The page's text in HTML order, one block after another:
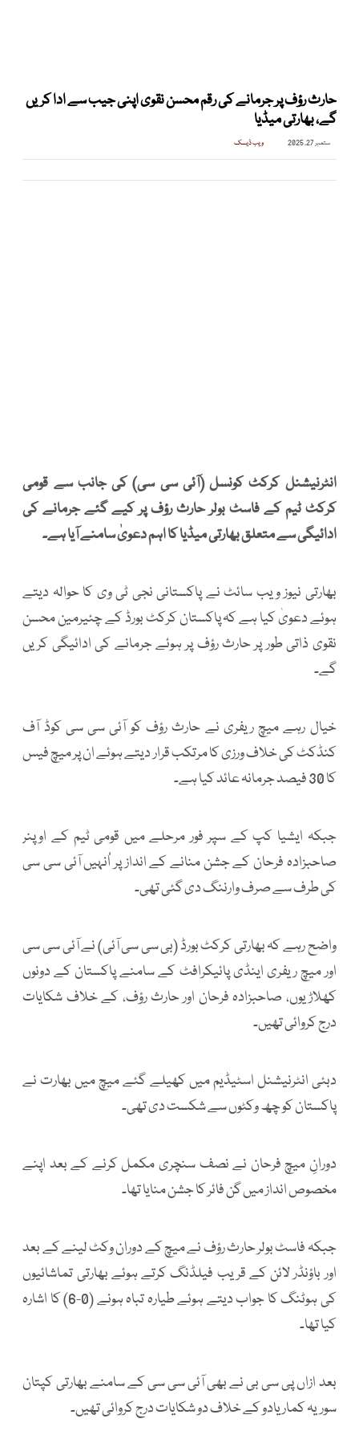
حارث رؤف پر جرمانے کی رقم محسن نقوی اپنی جیب سے ادا کریں
گے، بھارتی میڈیا
ستمبر 27, 2025 ویب ڈیسک
انٹرنیشنل کرکٹ کونسل (آئی سی سی) کی جانب سے قومی
کرکٹ ٹیم کے فاسٹ بولر حارث رؤف پر کیے گئے جرمانے کی
ادائیگی سے متعلق بھارتی میڈیا کا اہم دعویٰ سامنے آیا ہے۔
بھارتی نیوز ویب سائٹ نے پاکستانی نجی ٹی وی کا حوالہ دیتے
ہوئے دعویٰ کیا ہے کہ پاکستان کرکٹ بورڈ کے چئیرمین محسن
نقوی ذاتی طور پر حارث رؤف پر ہوئے جرمانے کی ادائیگی کریں
گے۔
خیال رہے میچ ریفری نے حارث رؤف کو آئی سی سی کوڈ آف
کنڈکٹ کی خلاف ورزی کا مرتکب قرار دیتے ہوئے ان پر میچ فیس
کا 30 فیصد جرمانہ عائد کیا ہے۔
جبکہ ایشیا کپ کے سپر فور مرحلے میں قومی ٹیم کے اوپنر
صاحبزادہ فرحان کے جشن منانے کے انداز پر اُنہیں آئی سی سی
کی طرف سے صرف وارننگ دی گئی تھی۔
واضح رہے کہ بھارتی کرکٹ بورڈ (بی سی سی آئی) نے آئی سی سی
اور میچ ریفری اینڈی پائیکرافٹ کے سامنے پاکستان کے دونوں
کھلاڑیوں، صاحبزادہ فرحان اور حارث رؤف، کے خلاف شکایات
درج کروائی تھیں۔
دبئی انٹرنیشنل اسٹیڈیم میں کھیلے گئے میچ میں بھارت نے
پاکستان کو چھ وکٹوں سے شکست دی تھی۔
دورانِ میچ فرحان نے نصف سنچری مکمل کرنے کے بعد اپنے
مخصوص انداز میں گن فائر کا جشن منایا تھا۔
جبکہ فاسٹ بولر حارث رؤف نے میچ کے دوران وکٹ لینے کے بعد
اور باؤنڈر لائن کے قریب فیلڈنگ کرتے ہوئے بھارتی تماشائیوں
کی ہوٹنگ کا جواب دیتے ہوئے طیارہ تباہ ہونے (0-6) کا اشارہ
کیا تھا۔
بعد ازاں پی سی بی نے بھی آئی سی سی کے سامنے بھارتی کپتان
سوریہ کمار یادو کے خلاف دو شکایات درج کروائی تھیں۔